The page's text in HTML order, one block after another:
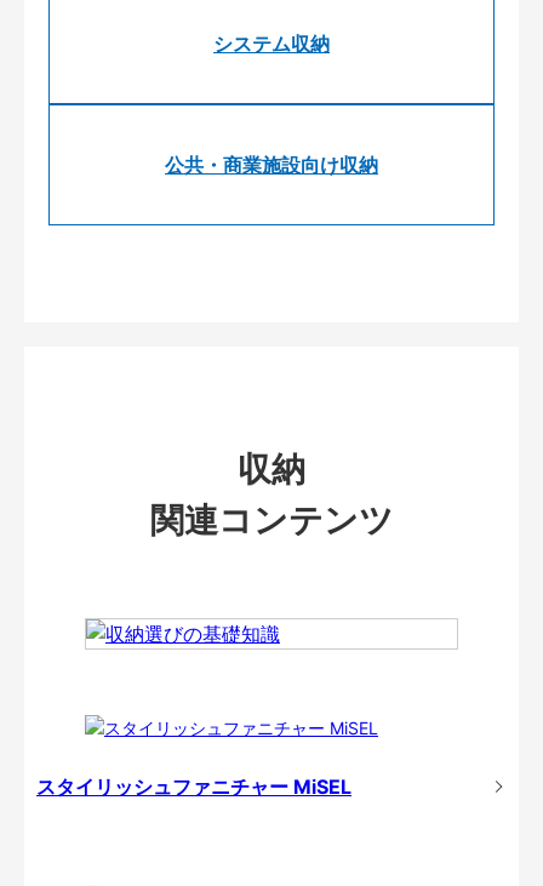
システム収納
公共・商業施設向け収納
収納
関連コンテンツ
スタイリッシュファニチャー MiSEL